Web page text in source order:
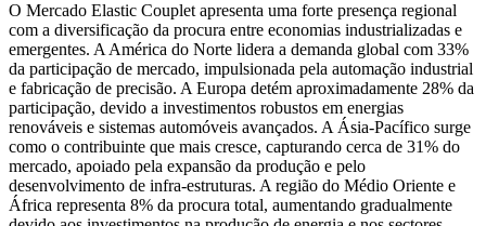
O Mercado Elastic Couplet apresenta uma forte presença regional
com a diversificação da procura entre economias industrializadas e
emergentes. A América do Norte lidera a demanda global com 33%
da participação de mercado, impulsionada pela automação industrial
e fabricação de precisão. A Europa detém aproximadamente 28% da
participação, devido a investimentos robustos em energias
renováveis ​​e sistemas automóveis avançados. A Ásia-Pacífico surge
como o contribuinte que mais cresce, capturando cerca de 31% do
mercado, apoiado pela expansão da produção e pelo
desenvolvimento de infra-estruturas. A região do Médio Oriente e
África representa 8% da procura total, aumentando gradualmente